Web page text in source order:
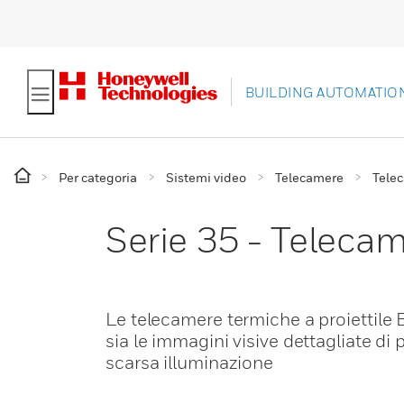
BUILDING
Per categoria Sistemi video Telecamere
Serie 35 -
Le telecamere termiche a
sia le immagini visive dettagliate di
scarsa illuminazione